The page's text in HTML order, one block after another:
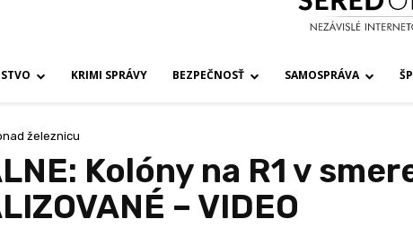
KRIMI SPRÁVY BEZPEČNOSŤ SAMOSPRÁVA
železnicu
Kolóny na R1 v
– VIDEO